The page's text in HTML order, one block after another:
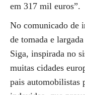
em 317 mil euros”.
No comunicado de
de tomada e
Siga, inspirada no
muitas cidades
pais automobilistas